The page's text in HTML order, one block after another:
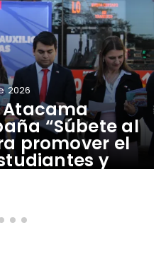
“Súbete al
promover el
y
2026